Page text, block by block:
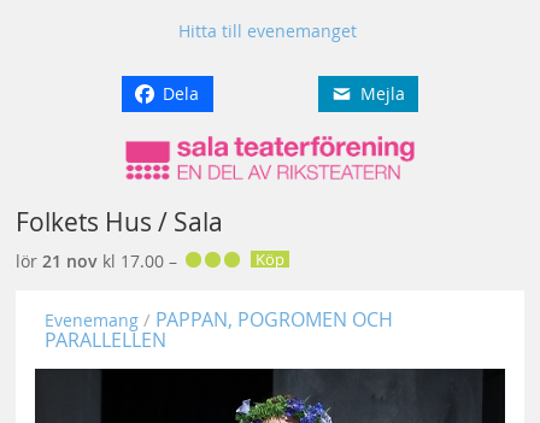
Hitta till evenemanget
Dela Mejla
Folkets Hus / Sala
lör21 novkl 17.00 – Köp
Evenemang PAPPAN, POGROMEN OCH
PARALLELLEN